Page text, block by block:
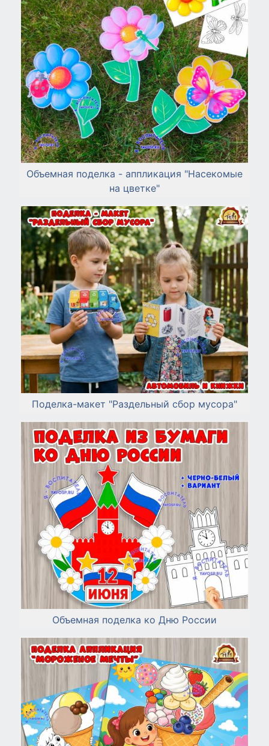
Объемная поделка - аппликация "Насекомые
на цветке"
Поделка-макет "Раздельный сбор мусора"
Объемная поделка ко Дню России